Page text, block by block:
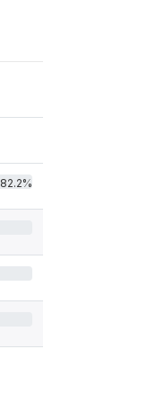
82.2%